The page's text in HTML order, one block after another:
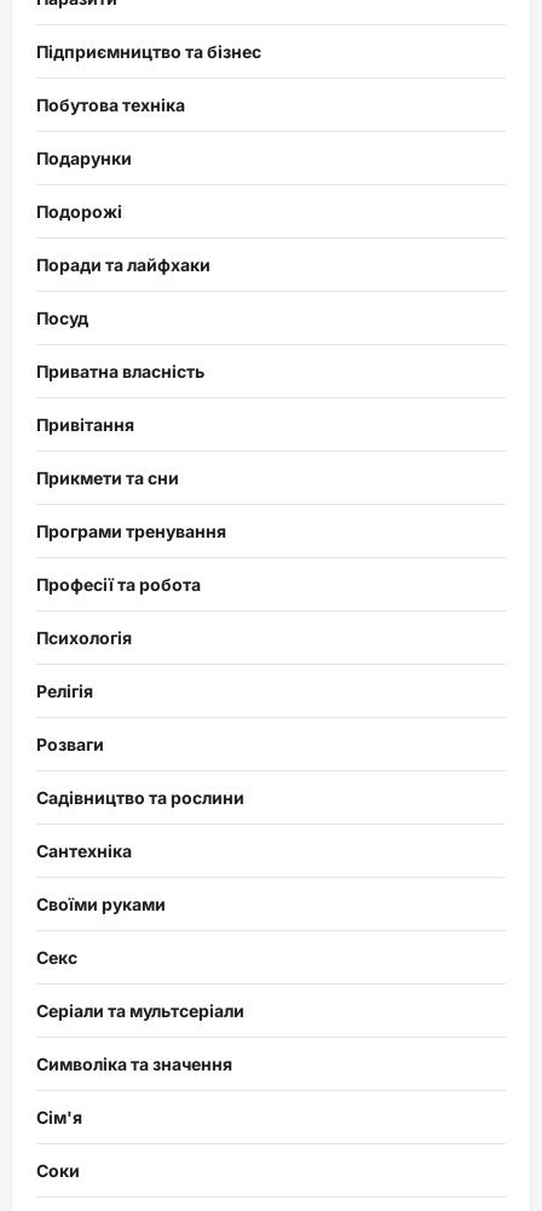
Підприємництво та бізнес
Побутова техніка
Подарунки
Подорожі
Поради та лайфхаки
Посуд
Приватна власність
Привітання
Прикмети та сни
Програми тренування
Професії та робота
Психологія
Релігія
Розваги
Садівництво та рослини
Сантехніка
Своїми руками
Секс
Серіали та мультсеріали
Символіка та значення
Сім'я
Соки